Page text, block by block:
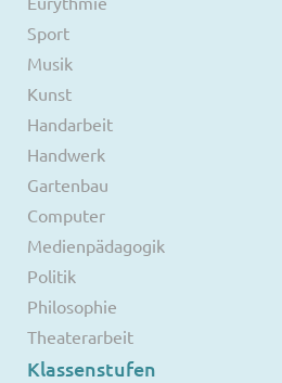
Sport
Musik
Kunst
Handarbeit
Handwerk
Gartenbau
Computer
Medienpädagogik
Politik
Philosophie
Theaterarbeit
Klassenstufen